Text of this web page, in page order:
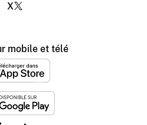
X
mobile et télé